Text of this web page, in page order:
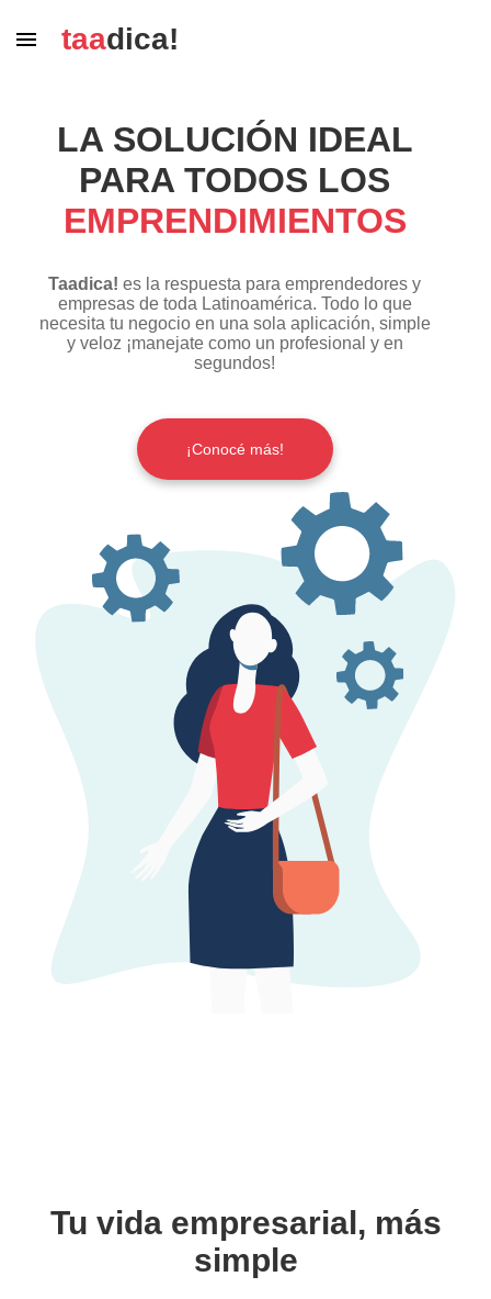
taadica!
LA SOLUCIÓN IDEAL
PARA TODOS LOS
EMPRENDIMIENTOS
Taadica! es la respuesta para emprendedores y
empresas de toda Latinoamérica. Todo lo que
necesita tu negocio en una sola aplicación, simple
y veloz ¡manejate como un profesional y en
segundos!
¡Conocé más!
Tu vida empresarial, más
simple